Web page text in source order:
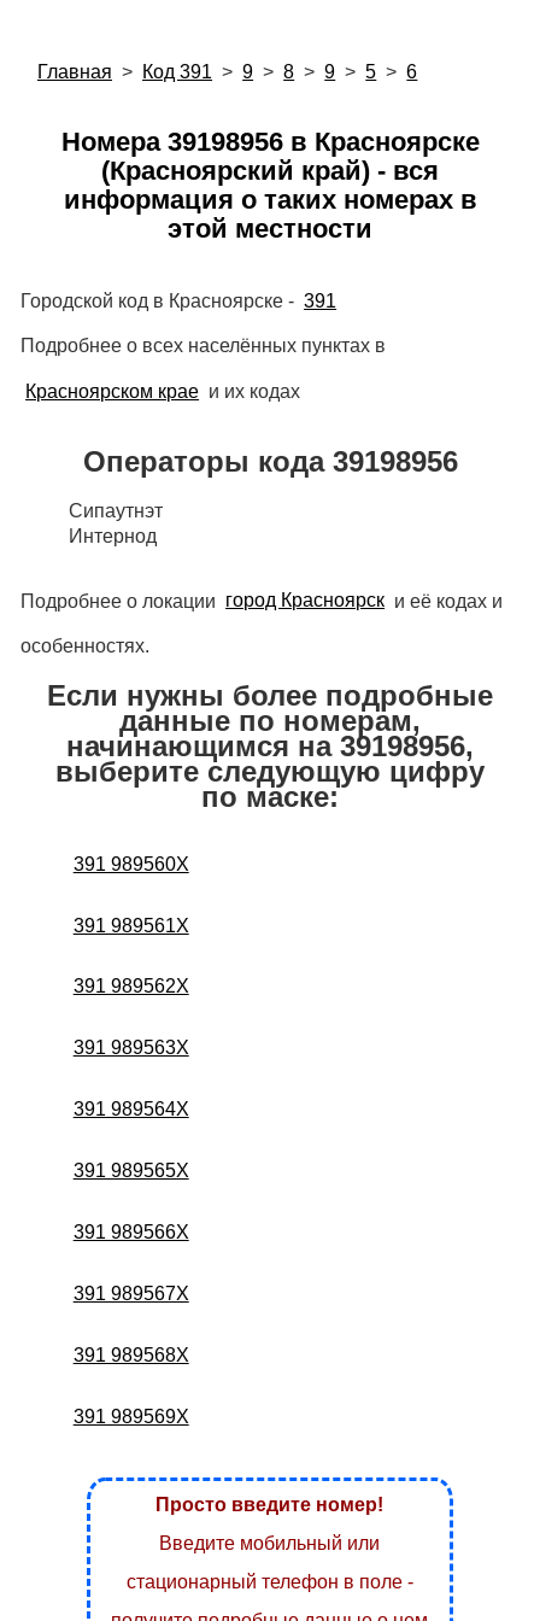
Главная > Код 391 > 9 > 8 > 9 > 5 > 6
Номера 39198956 в Красноярске
(Красноярский край) - вся
информация о таких номерах в
этой местности
Городской код в Красноярске - 391
Подробнее о всех населённых пунктах в
Красноярском крае и их кодах
Операторы кода 39198956
Сипаутнэт
Интернод
Подробнее о локации город Красноярск и её кодах и
особенностях.
Если нужны более подробные
данные по номерам,
начинающимся на 39198956,
выберите следующую цифру
по маске:
391 989560X
391 989561X
391 989562X
391 989563X
391 989564X
391 989565X
391 989566X
391 989567X
391 989568X
391 989569X
Просто введите номер!
Введите мобильный или
стационарный телефон в поле -